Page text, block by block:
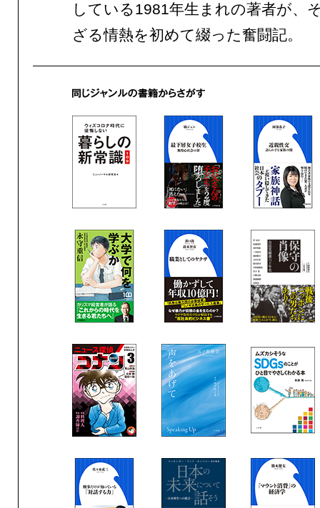
している1981年生まれの著者が、
ざる情熱を初めて綴った奮闘記。